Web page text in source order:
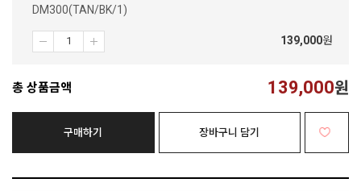
DM300(TAN/BK/1)
139,000원
총 상품금액 139,000원
구매하기 장바구니 담기